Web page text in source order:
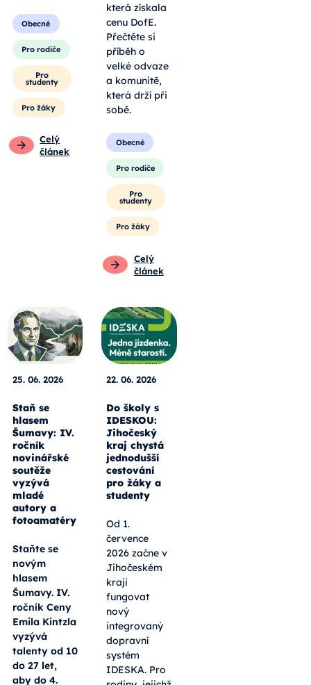
Obecné
Pro rodiče
Pro
studenty
Pro žáky
Celý
článek
která získala
cenu DofE.
Přečtěte si
příběh o
velké odvaze
a komunitě,
která drží při
sobě.
Obecné
Pro rodiče
Pro
studenty
Pro žáky
Celý
článek
25. 06. 2026
Staň se
hlasem
Šumavy: IV.
ročník
novinářské
soutěže
vyzývá
mladé
autory a
fotoamatéry
Staňte se
novým
hlasem
Šumavy. IV.
ročník Ceny
Emila Kintzla
vyzývá
talenty od 10
do 27 let,
aby do 4.
22. 06. 2026
Do školy s
IDESKOU:
Jihočeský
kraj chystá
jednodušší
cestování
pro žáky a
studenty
Od 1.
července
2026 začne v
Jihočeském
kraji
fungovat
nový
integrovaný
dopravní
systém
IDESKA. Pro